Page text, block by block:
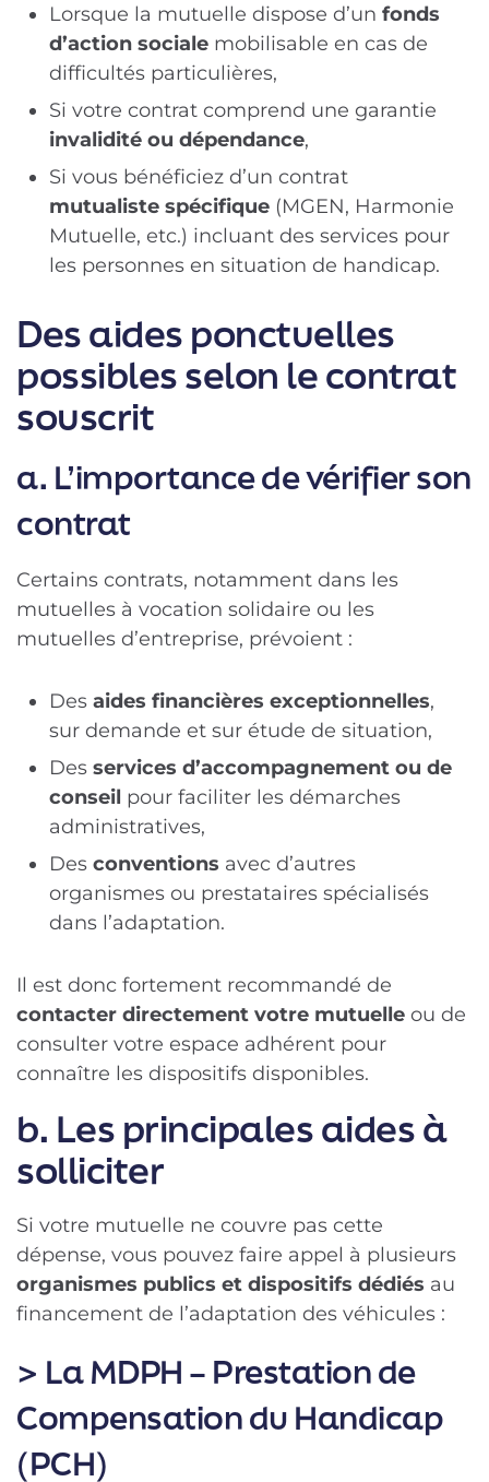
Lorsque la mutuelle dispose d’un fonds
d’action sociale mobilisable en cas de
difficultés particulières,
Si votre contrat comprend une garantie
invalidité ou dépendance,
Si vous bénéficiez d’un contrat
mutualiste spécifique (MGEN, Harmonie
Mutuelle, etc.) incluant des services pour
les personnes en situation de handicap.
Des aides ponctuelles
possibles selon le contrat
souscrit
a. L’importance de vérifier son
contrat
Certains contrats, notamment dans les
mutuelles à vocation solidaire ou les
mutuelles d’entreprise, prévoient :
Des aides financières exceptionnelles,
sur demande et sur étude de situation,
Des services d’accompagnement ou de
conseil pour faciliter les démarches
administratives,
Des conventions avec d’autres
organismes ou prestataires spécialisés
dans l’adaptation.
Il est donc fortement recommandé de
contacter directement votre mutuelle ou de
consulter votre espace adhérent pour
connaître les dispositifs disponibles.
b. Les principales aides à
solliciter
Si votre mutuelle ne couvre pas cette
dépense, vous pouvez faire appel à plusieurs
organismes publics et dispositifs dédiés au
financement de l’adaptation des véhicules :
> La MDPH – Prestation de
Compensation du Handicap
(PCH)